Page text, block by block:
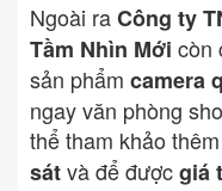
Ngoài raCông ty
Tầm Nhìn Mới còn
sản phẩm camera
ngay văn phòng
thể tham khảo
sátvà để đượcgiá